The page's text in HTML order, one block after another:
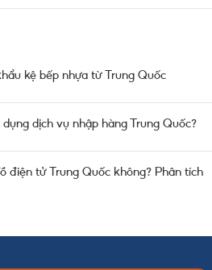
kệ bếp nhựa từ Trung Quốc
dụng dịch vụ nhập hàng Trung Quốc?
điện tử Trung Quốc không? Phân tích